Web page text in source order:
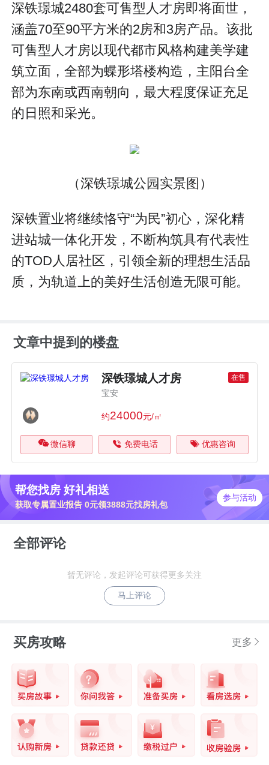
深铁璟城2480套可售型人才房即将面世，
涵盖70至90平方米的2房和3房产品。该批
可售型人才房以现代都市风格构建美学建
筑立面，全部为蝶形塔楼构造，主阳台全
部为东南或西南朝向，最大程度保证充足
的日照和采光。
（深铁璟城公园实景图）
深铁置业将继续恪守“为民”初心，深化精
进站城一体化开发，不断构筑具有代表性
的TOD人居社区，引领全新的理想生活品
质，为轨道上的美好生活创造无限可能。
文章中提到的楼盘
深铁璟城人才房 在售
宝安
约24000元/㎡
微信聊 免费电话 优惠咨询
帮您找房 好礼相送
获取专属置业报告 0元领3888元找房礼包
参与活动
全部评论
暂无评论，发起评论可获得更多关注
马上评论
买房攻略 更多